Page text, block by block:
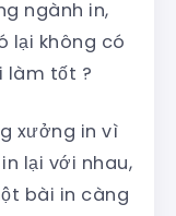
ngành in,
lại không có
làm tốt ?
xưởng in vì
lại với nhau,
bài in càng